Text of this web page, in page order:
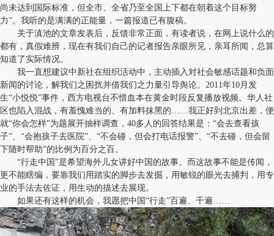
尚未达到国际标准，但全市、全省乃至全国上下都在朝着这个目标努
力”。我听的是满满的正能量，一篇报道已有腹稿。
关于滇池的文章发表后，反馈非常正面，有读者说，在网上说什么的
都有，真假难辨，现在有我们自己的记者报告亲眼所见，亲耳所闻，总算
知道了实际情况。
我一直想建议中新社在组织活动中，主动插入对社会敏感话题和负面
新闻的讨论，解我们之困扰并借我们之力量引导舆论。2011年10月发
生“小悦悦”事件，西方电视台不惜血本在黄金时段反复播放视频。华人社
区也陷入混战，有羞愧难当的、有加料抹黑的……我正好到北京出差，便
就“你会怎样”为题展开抽样调查，40多人的回答结果是：“会去查看孩
子”、“会抱孩子去医院”、“不会碰，但会打电话报警”、“不去碰，但会留
下随时帮助”的比例为百分之百。
“行走中国”是希望海外儿女讲好中国的故事。而这故事不能是传闻，
更不能瞎编，要靠我们用踏实的脚步去发掘，用敏锐的眼光去捕判，用专
业的手法去佐证，用生动的描述去展现。
如果还有这样的机会，我愿把中国“行走”百遍、千遍……